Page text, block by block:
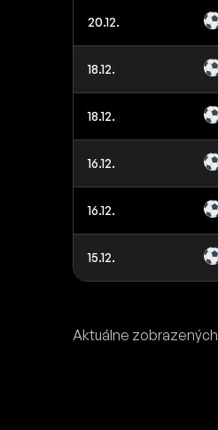
20.12.
18.12.
18.12.
16.12.
16.12.
15.12.
Aktuálne zobrazených